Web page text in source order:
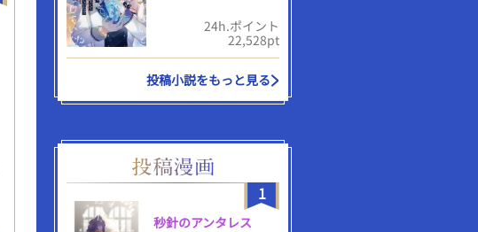
24h.ポイント
22,528pt
投稿小説をもっと見る
1
秒針のアンタレス